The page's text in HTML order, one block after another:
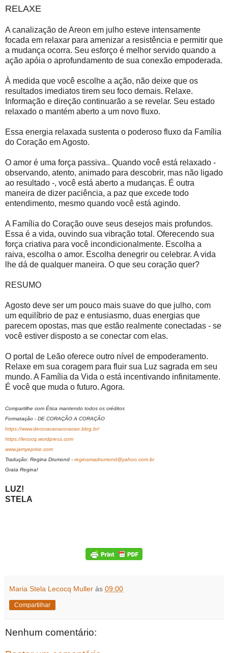
RELAXE
A canalização de Areon em julho esteve intensamente
focada em relaxar para amenizar a resistência e permitir que
a mudança ocorra. Seu esforço é melhor servido quando a
ação apóia o aprofundamento de sua conexão empoderada.
À medida que você escolhe a ação, não deixe que os
resultados imediatos tirem seu foco demais. Relaxe.
Informação e direção continuarão a se revelar. Seu estado
relaxado o mantém aberto a um novo fluxo.
Essa energia relaxada sustenta o poderoso fluxo da Família
do Coração em Agosto.
O amor é uma força passiva.. Quando você está relaxado -
observando, atento, animado para descobrir, mas não ligado
ao resultado -, você está aberto a mudanças. É outra
maneira de dizer paciência, a paz que excede todo
entendimento, mesmo quando você está agindo.
A Família do Coração ouve seus desejos mais profundos.
Essa é a vida, ouvindo sua vibração total. Oferecendo sua
força criativa para você incondicionalmente. Escolha a
raiva, escolha o amor. Escolha denegrir ou celebrar. A vida
lhe dá de qualquer maneira. O que seu coração quer?
RESUMO
Agosto deve ser um pouco mais suave do que julho, com
um equilíbrio de paz e entusiasmo, duas energias que
parecem opostas, mas que estão realmente conectadas - se
você estiver disposto a se conectar com elas.
O portal de Leão oferece outro nível de empoderamento.
Relaxe em sua coragem para fluir sua Luz sagrada em seu
mundo. A Família da Vida o está incentivando infinitamente.
É você que muda o futuro. Agora.
Compartilhe com Ética mantendo todos os créditos
Formatação - DE CORAÇÃO A CORAÇÃO
https://www.decoracaoacoracao.blog.br/
https://lecocq.wordpress.com
www.jamyeprice.com
Tradução: Regina Drumond - reginamadrumond@yahoo.com.br
Grata Regina!
LUZ!
STELA
Maria Stela Lecocq Muller às 09:00
Compartilhar
Nenhum comentário: